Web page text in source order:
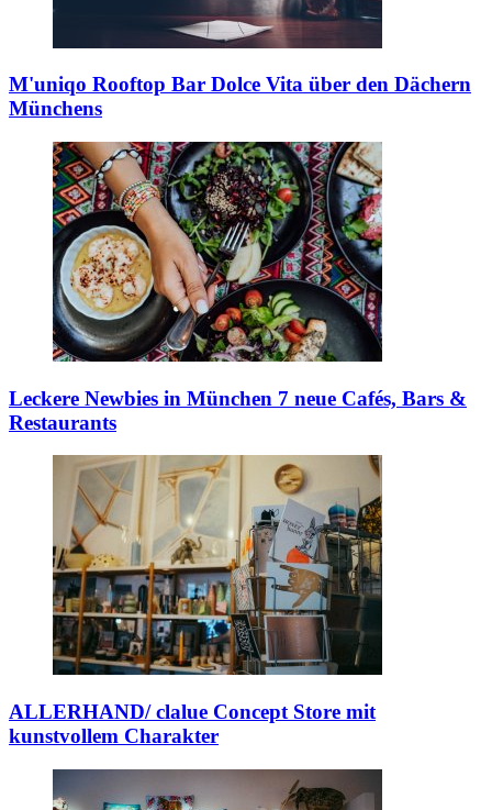
M'uniqo Rooftop Bar Dolce Vita über den Dächern
Münchens
Leckere Newbies in München 7 neue Cafés, Bars &
Restaurants
ALLERHAND/ clalue Concept Store mit
kunstvollem Charakter